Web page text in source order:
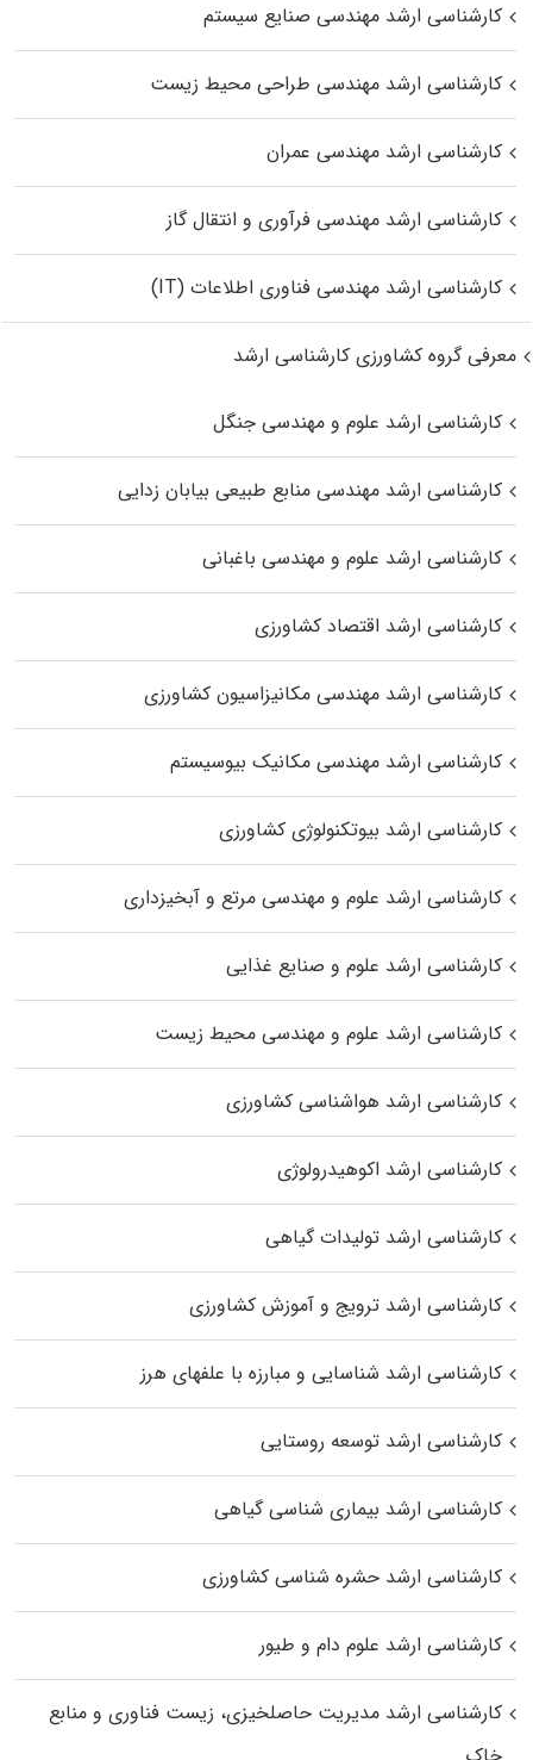
کارشناسی ارشد مهندسی صنایع سیستم
کارشناسی ارشد مهندسی طراحی محیط زیست
کارشناسی ارشد مهندسی عمران
کارشناسی ارشد مهندسی فرآوری و انتقال گاز
کارشناسی ارشد مهندسی فناوری اطلاعات (IT)
معرفی گروه کشاورزی کارشناسی ارشد
کارشناسی ارشد علوم و مهندسی جنگل
کارشناسی ارشد مهندسی منابع طبیعی بیابان زدایی
کارشناسی ارشد علوم و مهندسی باغبانی
کارشناسی ارشد اقتصاد کشاورزی
کارشناسی ارشد مهندسی مکانیزاسیون کشاورزی
کارشناسی ارشد مهندسی مکانیک بیوسیستم
کارشناسی ارشد بیوتکنولوژی کشاورزی
کارشناسی ارشد علوم و مهندسی مرتع و آبخیزداری
کارشناسی ارشد علوم و صنایع غذایی
کارشناسی ارشد علوم و مهندسی محیط زیست
کارشناسی ارشد هواشناسی کشاورزی
کارشناسی ارشد اکوهیدرولوژی
کارشناسی ارشد تولیدات گیاهی
کارشناسی ارشد ترویج و آموزش کشاورزی
کارشناسی ارشد شناسایی و مبارزه با علفهای هرز
کارشناسی ارشد توسعه روستایی
کارشناسی ارشد بیماری‌ شناسی گیاهی
کارشناسی ارشد حشره‌ شناسی کشاورزی
کارشناسی ارشد علوم دام و طیور
کارشناسی ارشد مدیریت حاصلخیزی، زیست فناوری و منابع